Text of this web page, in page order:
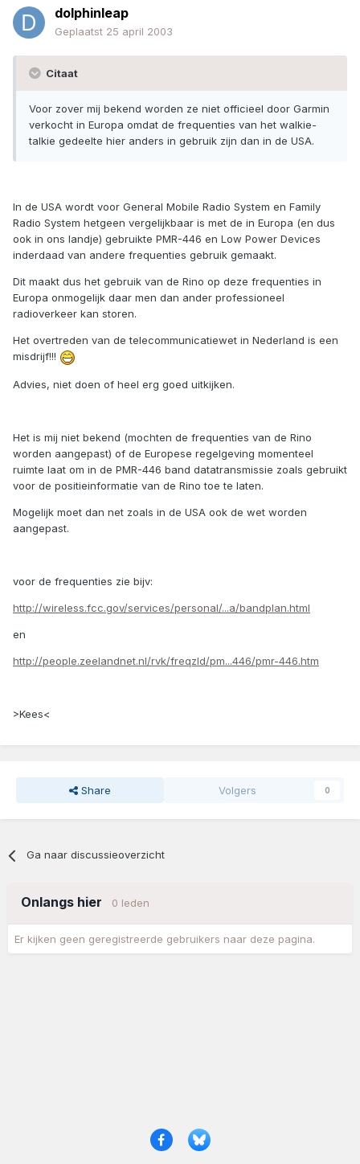
dolphinleap
Geplaatst 25 april 2003
Citaat
Voor zover mij bekend worden ze niet officieel door Garmin
verkocht in Europa omdat de frequenties van het walkie-
talkie gedeelte hier anders in gebruik zijn dan in de USA.
In de USA wordt voor General Mobile Radio System en Family
Radio System hetgeen vergelijkbaar is met de in Europa (en dus
ook in ons landje) gebruikte PMR-446 en Low Power Devices
inderdaad van andere frequenties gebruik gemaakt.
Dit maakt dus het gebruik van de Rino op deze frequenties in
Europa onmogelijk daar men dan ander professioneel
radioverkeer kan storen.
Het overtreden van de telecommunicatiewet in Nederland is een
misdrijf!!!
Advies, niet doen of heel erg goed uitkijken.
Het is mij niet bekend (mochten de frequenties van de Rino
worden aangepast) of de Europese regelgeving momenteel
ruimte laat om in de PMR-446 band datatransmissie zoals gebruikt
voor de positieinformatie van de Rino toe te laten.
Mogelijk moet dan net zoals in de USA ook de wet worden
aangepast.
voor de frequenties zie bijv:
http://wireless.fcc.gov/services/personal/...a/bandplan.html
en
http://people.zeelandnet.nl/rvk/freqzld/pm...446/pmr-446.htm
>Kees<
Share Volgers 0
Ga naar discussieoverzicht
Onlangs hier 0 leden
Er kijken geen geregistreerde gebruikers naar deze pagina.